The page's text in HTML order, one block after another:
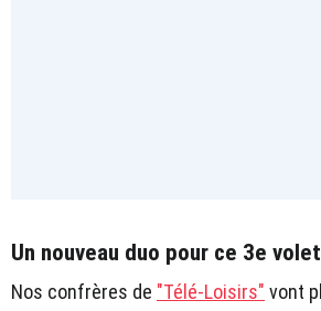
Un nouveau duo pour ce 3e volet
Nos confrères de "Télé-Loisirs" vont